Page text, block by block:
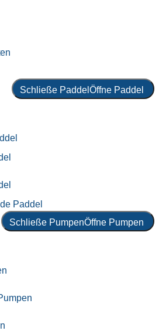
Schließe Paddel Öffne Paddel
Paddel
Schließe PumpenÖffne Pumpen